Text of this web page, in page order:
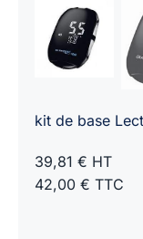
kit de base
39,81 € HT
42,00 € TTC